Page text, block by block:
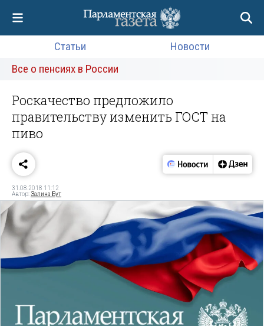
Статьи
Новости
Все о пенсиях в России
Роскачество предложило
правительству изменить ГОСТ на
пиво
31.08.2018 11:12
Автор:Залина Бут